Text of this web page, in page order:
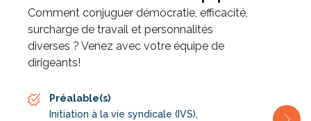
Comment conjuguer démocratie, efficacité,
surcharge de travail et personnalités
diverses ? Venez avec votre équipe de
dirigeants!
Préalable(s)
Initiation à la vie syndicale (IVS),